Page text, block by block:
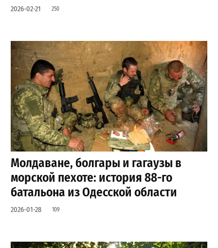
2026-02-21 250
Молдаване, болгары и гагаузы в
морской пехоте: история 88-го
батальона из Одесской области
2026-01-28 109